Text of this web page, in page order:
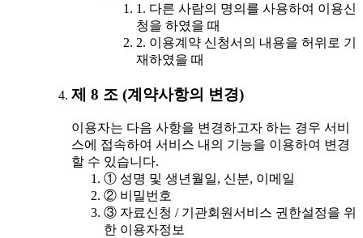
1. 다른 사람의 명의를 사용하여 이용신
청을 하였을 때
2. 이용계약 신청서의 내용을 허위로 기
재하였을 때
제 8 조 (계약사항의 변경)
이용자는 다음 사항을 변경하고자 하는 경우 서비
스에 접속하여 서비스 내의 기능을 이용하여 변경
할 수 있습니다.
① 성명 및 생년월일, 신분, 이메일
② 비밀번호
③ 자료신청 / 기관회원서비스 권한설정을 위
한 이용자정보